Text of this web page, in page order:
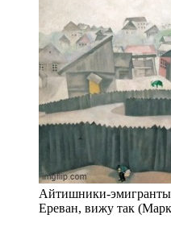
Айтишники-эмигранты
Ереван, вижу так